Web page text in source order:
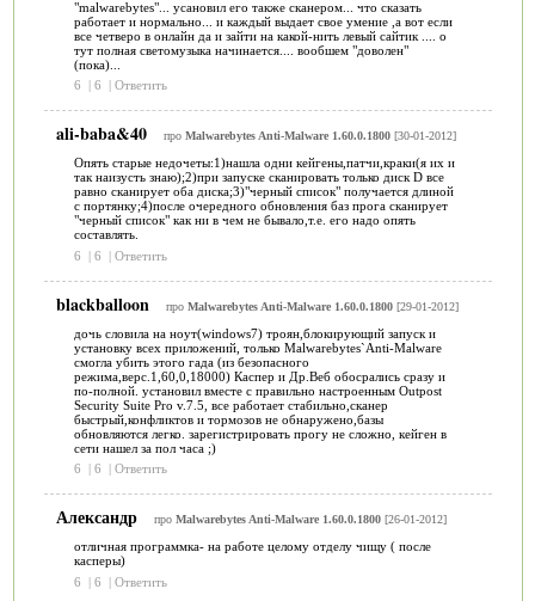
"malwarebytes"... усановил его также сканером... что сказать
работает и нормально... и каждый выдает свое умение ,а вот если
все четверо в онлайн да и зайти на какой-нить левый сайтик .... о
тут полная светомузыка начинается.... вообшем "доволен"
(пока)...
6
| 6 | Ответить
ali-baba&40 про Malwarebytes Anti-Malware 1.60.0.1800[30-01-2012]
Опять старые недочеты:1)нашла одни кейгены,патчи,краки(я их и
так наизусть знаю);2)при запуске сканировать только диск D все
равно сканирует оба диска;3)"черный список" получается длиной
с портянку;4)после очередного обновления баз прога сканирует
"черный список" как ни в чем не бывало,т.е. его надо опять
составлять.
6
| 6 | Ответить
blackballoon про Malwarebytes Anti-Malware 1.60.0.1800[29-01-2012]
дочь словила на ноут(windows7) троян,блокирующий запуск и
установку всех приложений, только Malwarebytes`Anti-Malware
смогла убить этого гада (из безопасного
режима,верс.1,60,0,18000) Каспер и Др.Веб обосрались сразу и
по-полной. установил вместе с правильно настроенным Outpost
Security Suite Pro v.7.5, все работает стабильно,сканер
быстрый,конфликтов и тормозов не обнаружено,базы
обновляются легко. зарегистрировать прогу не сложно, кейген в
сети нашел за пол часа ;)
6
| 6 | Ответить
Александр про Malwarebytes Anti-Malware 1.60.0.1800[26-01-2012]
отличная программка- на работе целому отделу чищу ( после
касперы)
6
| 6 | Ответить